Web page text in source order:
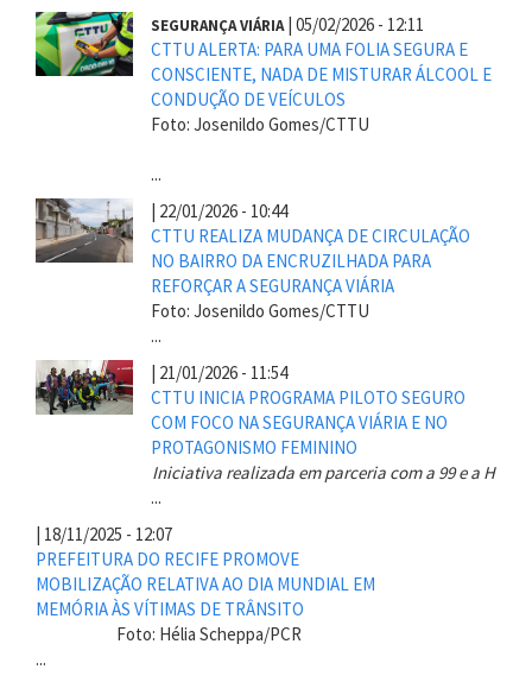
SEGURANÇA VIÁRIA | 05/02/2026 - 12:11
CTTU ALERTA: PARA UMA FOLIA SEGURA E
CONSCIENTE, NADA DE MISTURAR ÁLCOOL E
CONDUÇÃO DE VEÍCULOS
Foto: Josenildo Gomes/CTTU
...
| 22/01/2026 - 10:44
CTTU REALIZA MUDANÇA DE CIRCULAÇÃO
NO BAIRRO DA ENCRUZILHADA PARA
REFORÇAR A SEGURANÇA VIÁRIA
Foto: Josenildo Gomes/CTTU
...
| 21/01/2026 - 11:54
CTTU INICIA PROGRAMA PILOTO SEGURO
COM FOCO NA SEGURANÇA VIÁRIA E NO
PROTAGONISMO FEMININO
Iniciativa realizada em parceria com a 99 e a H
...
| 18/11/2025 - 12:07
PREFEITURA DO RECIFE PROMOVE
MOBILIZAÇÃO RELATIVA AO DIA MUNDIAL EM
MEMÓRIA ÀS VÍTIMAS DE TRÂNSITO
Foto: Hélia Scheppa/PCR
...